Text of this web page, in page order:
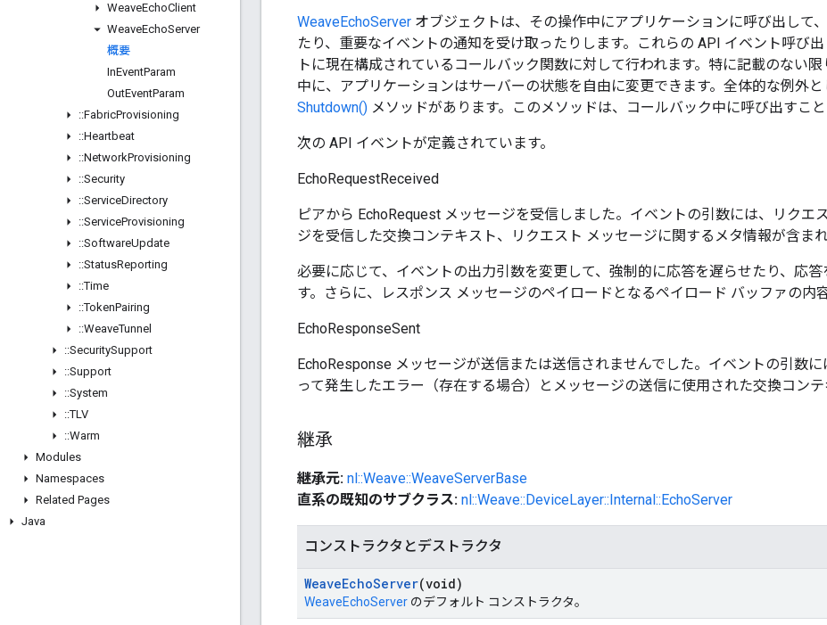
WeaveEchoClient
WeaveEchoServer
概要
InEventParam
OutEventParam
::FabricProvisioning
::Heartbeat
::NetworkProvisioning
::Security
::ServiceDirectory
::ServiceProvisioning
::SoftwareUpdate
::StatusReporting
::Time
::TokenPairing
::WeaveTunnel
::SecuritySupport
::Support
::System
::TLV
::Warm
Modules
Namespaces
Related Pages
Java
WeaveEchoServer オブジェクトは、その操作中にアプリケーションに呼び出して
たり、重要なイベントの通知を受け取ったりします。これらの API イベント呼び
トに現在構成されているコールバック関数に対して行われます。特に記載のない
中に、アプリケーションはサーバーの状態を自由に変更できます。全体的な例外
Shutdown() メソッドがあります。このメソッドは、コールバック中に呼び出すこと
次の API イベントが定義されています。
EchoRequestReceived
ピアから EchoRequest メッセージを受信しました。イベントの引数には、リクエ
ジを受信した交換コンテキスト、リクエスト メッセージに関するメタ情報が含まれ
必要に応じて、イベントの出力引数を変更して、強制的に応答を遅らせたり、応
す。さらに、レスポンス メッセージのペイロードとなるペイロード バッファの内
EchoResponseSent
EchoResponse メッセージが送信または送信されませんでした。イベントの引数
って発生したエラー（存在する場合）とメッセージの送信に使用された交換コンテ
継承
継承元: nl::Weave::WeaveServerBase
直系の既知のサブクラス: nl::Weave::DeviceLayer::Internal::EchoServer
コンストラクタとデストラクタ
WeaveEchoServer(void)
WeaveEchoServer のデフォルト コンストラクタ。